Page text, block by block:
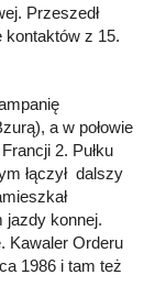
Przeszedł
kontaktów z 15.
a w połowie
2. Pułku
łączył dalszy
jazdy konnej.
Kawaler Orderu
1986 i tam też